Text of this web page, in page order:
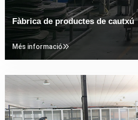
Fàbrica de productes de cautxú
Més informació